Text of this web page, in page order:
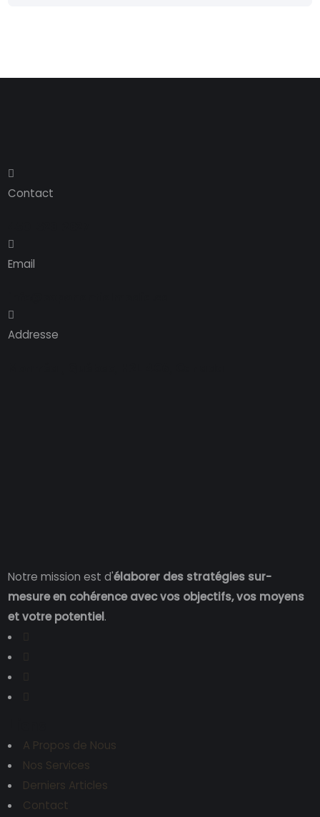
Contact
Email
Addresse
Notre mission est d'élaborer des stratégies sur-
mesure en cohérence avec vos objectifs, vos moyens
et votre potentiel.
A Propos de Nous
Nos Services
Derniers Articles
Contact